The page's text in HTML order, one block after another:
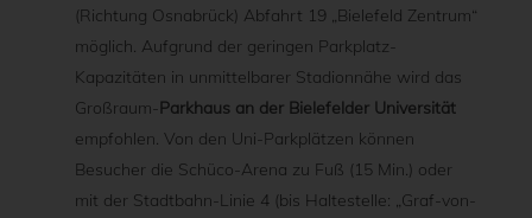
(Richtung Osnabrück) Abfahrt 19 „Bielefeld Zentrum“
möglich. Aufgrund der geringen Parkplatz-
Kapazitäten in unmittelbarer Stadionnähe wird das
Großraum-Parkhaus an der Bielefelder Universität
empfohlen. Von den Uni-Parkplätzen können
Besucher die Schüco-Arena zu Fuß (15 Min.) oder
mit der Stadtbahn-Linie 4 (bis Haltestelle: „Graf-von-